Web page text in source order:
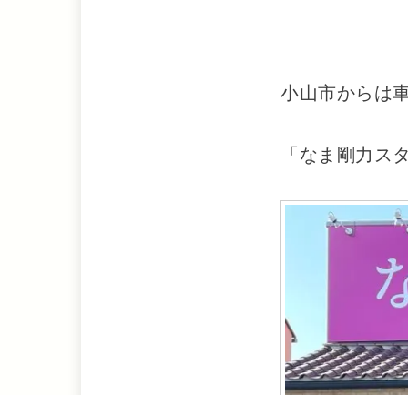
小山市からは
「なま剛力ス